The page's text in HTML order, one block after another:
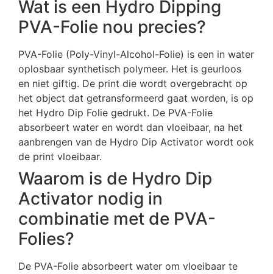
Wat is een Hydro Dipping
PVA-Folie nou precies?
PVA-Folie (Poly-Vinyl-Alcohol-Folie) is een in water
oplosbaar synthetisch polymeer. Het is geurloos
en niet giftig. De print die wordt overgebracht op
het object dat getransformeerd gaat worden, is op
het Hydro Dip Folie gedrukt. De PVA-Folie
absorbeert water en wordt dan vloeibaar, na het
aanbrengen van de Hydro Dip Activator wordt ook
de print vloeibaar.
Waarom is de Hydro Dip
Activator nodig in
combinatie met de PVA-
Folies?
De PVA-Folie absorbeert water om vloeibaar te